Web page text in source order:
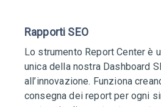
Rapporti SEO
Lo strumento Report Center è
unica della nostra Dashboard
all’innovazione. Funziona
consegna dei report per ogni